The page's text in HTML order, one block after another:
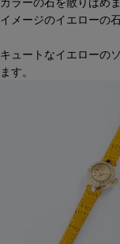
カラーの石を散りばめ
イメージのイエローの
キュートなイエローの
ます。